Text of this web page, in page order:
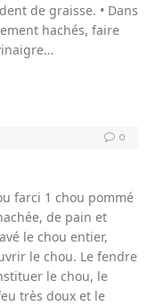
de graisse. • Dans
hachés, faire
0
farci 1 chou pommé
de pain et
le chou entier,
le chou. Le fendre
le chou, le
très doux et le